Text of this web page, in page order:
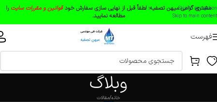
Skip to navigation
Skip to main content
مشتری گرامی میهن تصفیه: لطفاً قبل از نهایی سازی سفارش خودقوانین و مقررات سایت را
مطالعه نمایید.
فهرست
وبلاگ
خانه مقالات